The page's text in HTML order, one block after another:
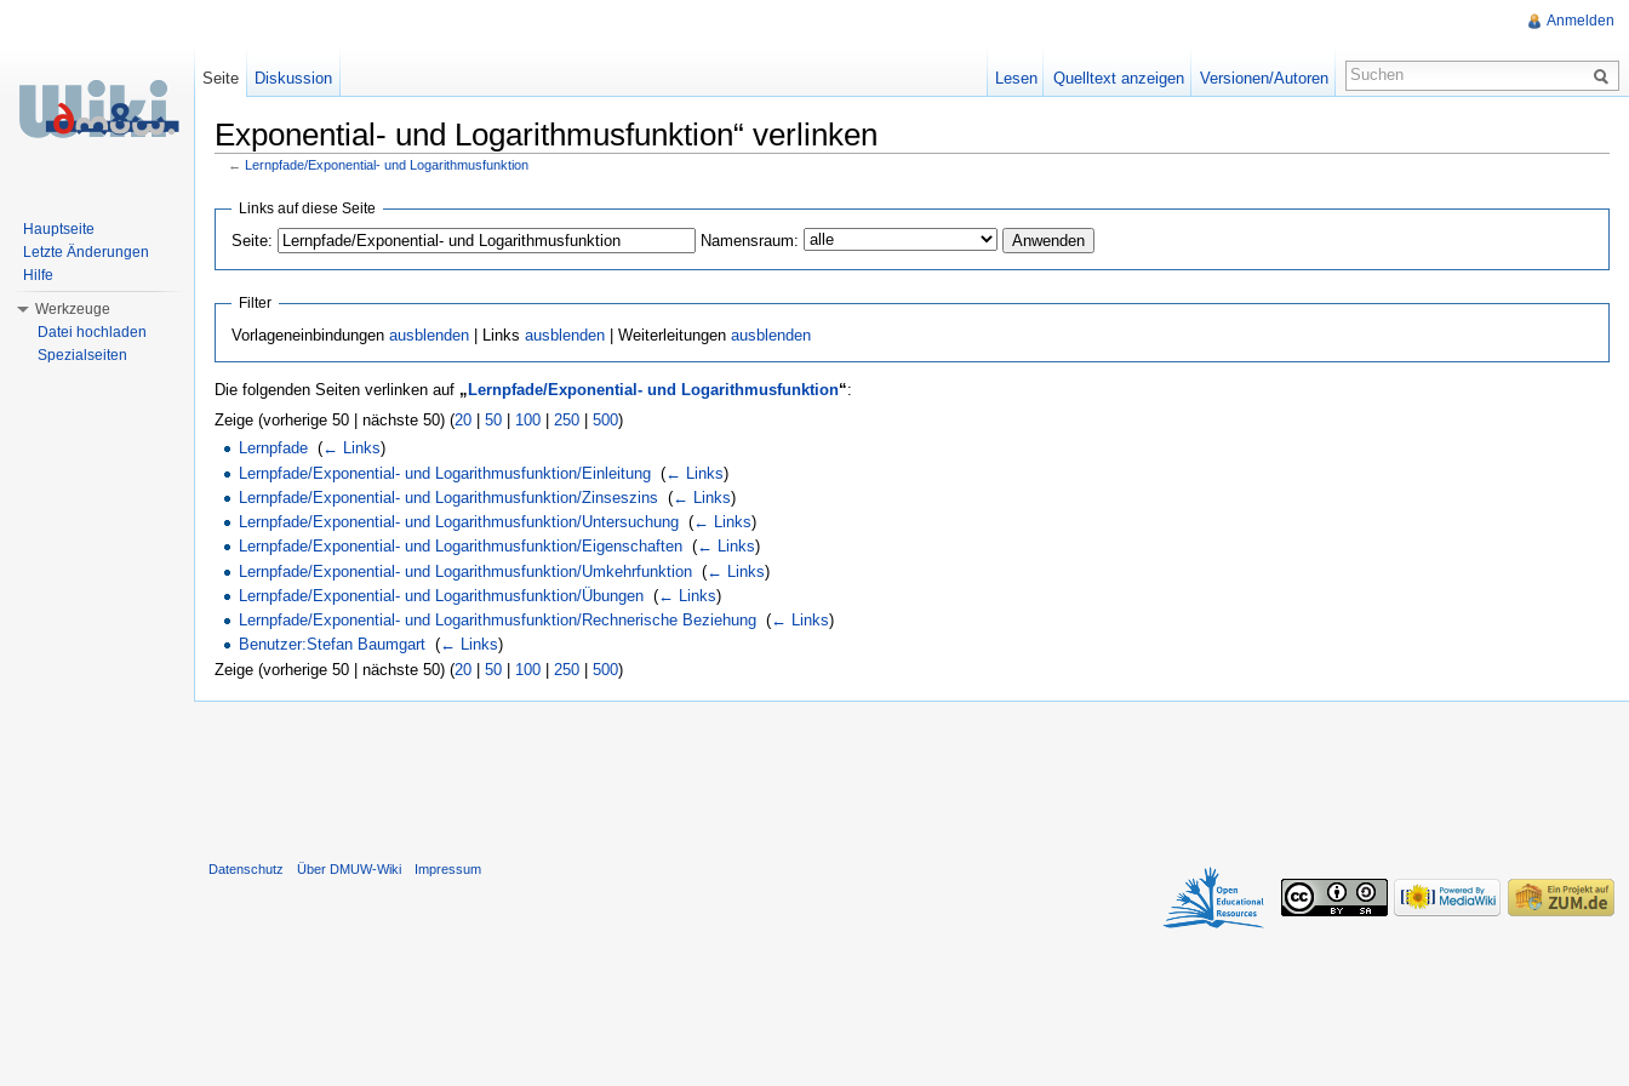
Exponential- und Logarithmusfunktion“ verlinken
← Lernpfade/Exponential- und Logarithmusfunktion
Links auf diese Seite
Seite: Namensraum:
Filter
Vorlageneinbindungen ausblenden| Links ausblenden| Weiterleitungen ausblenden
Die folgenden Seiten verlinken auf „ Lernpfade/Exponential- und Logarithmusfunktion“:
Zeige (vorherige 50 | nächste 50) (20 50 100 250 500)
Lernpfade ‎(← Links)
Lernpfade/Exponential- und Logarithmusfunktion/Einleitung ‎(← Links)
Lernpfade/Exponential- und Logarithmusfunktion/Zinseszins ‎(← Links)
Lernpfade/Exponential- und Logarithmusfunktion/Untersuchung ‎(← Links)
Lernpfade/Exponential- und Logarithmusfunktion/Eigenschaften ‎(← Links)
Lernpfade/Exponential- und Logarithmusfunktion/Umkehrfunktion ‎(← Links)
Lernpfade/Exponential- und Logarithmusfunktion/Übungen ‎(← Links)
Lernpfade/Exponential- und Logarithmusfunktion/Rechnerische Beziehung ‎(← Links)
Benutzer:Stefan Baumgart ‎(← Links)
Zeige (vorherige 50 | nächste 50) (20 | 50 | 100 | 250 | 500)
Anmelden
Seite Diskussion Lesen Quelltext anzeigen Versionen/Autoren
Hauptseite
Letzte Änderungen
Hilfe
Werkzeuge
Datei hochladen
Spezialseiten
Datenschutz Über DMUW-Wiki Impressum